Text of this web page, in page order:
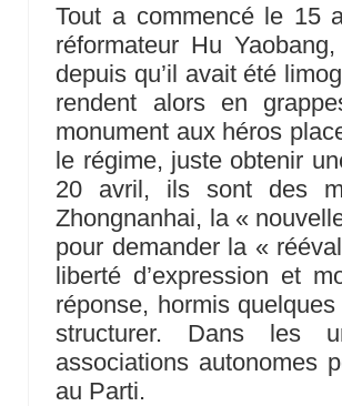
Tout a commencé le 15
réformateur Hu
depuis qu’il avait été
rendent alors en
monument aux héros
le régime, juste obtenir
20 avril, ils sont des
Zhongnanhai, la «
pour demander la «
liberté d’expression et
réponse, hormis
structurer. Dans les
associations autonomes
au Parti.